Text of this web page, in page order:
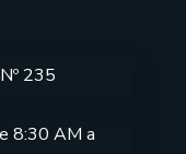
235
8:30 AM a